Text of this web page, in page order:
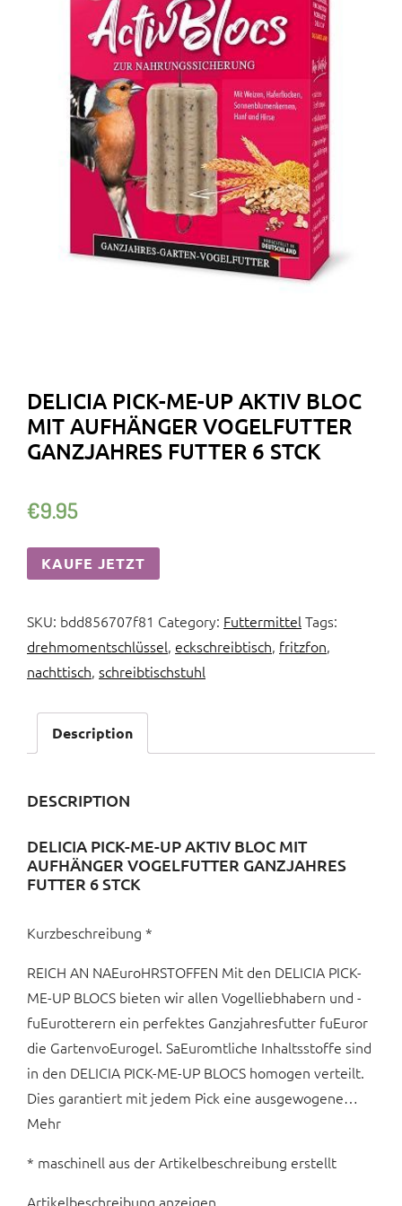
DELICIA PICK-ME-UP AKTIV BLOC
MIT AUFHÄNGER VOGELFUTTER
GANZJAHRES FUTTER 6 STCK
€9.95
KAUFE JETZT
SKU: bdd856707f81 Category: Futtermittel Tags:
drehmomentschlüssel, eckschreibtisch, fritzfon,
nachttisch, schreibtischstuhl
Description
DESCRIPTION
DELICIA PICK-ME-UP AKTIV BLOC MIT
AUFHÄNGER VOGELFUTTER GANZJAHRES
FUTTER 6 STCK
Kurzbeschreibung *
REICH AN NAEuroHRSTOFFEN Mit den DELICIA PICK-
ME-UP BLOCS bieten wir allen Vogelliebhabern und -
fuEurotterern ein perfektes Ganzjahresfutter fuEuror
die GartenvoEurogel. SaEuromtliche Inhaltsstoffe sind
in den DELICIA PICK-ME-UP BLOCS homogen verteilt.
Dies garantiert mit jedem Pick eine ausgewogene…
Mehr
* maschinell aus der Artikelbeschreibung erstellt
Artikelbeschreibung anzeigen